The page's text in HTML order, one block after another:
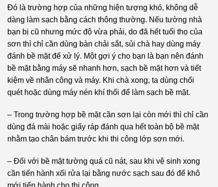
Đó là trường hợp của những hiện tượng khó, không dễ
dàng làm sạch bằng cách thông thường. Nếu tường nhà
bạn bị cũ nhưng mức độ vừa phải, do đã hết tuổi thọ của
sơn thì chỉ cần dùng bàn chải sắt, sủi chà hay dùng máy
đánh bề mặt để xử lý. Một gợi ý cho bạn là bạn nên đánh
bề mặt bằng máy sẽ nhanh hơn, sạch bề mặt hơn và tiết
kiệm về nhân công và máy. Khi chà xong, ta dùng chổi
quét hoặc dùng máy nén khí thổi để làm sạch bề mặt.
– Trong trường hợp bề mặt cần sơn lại còn mới thì chỉ cần
dùng đá mài hoặc giấy ráp đánh qua hết toàn bộ bề mặt
nhằm tạo chân bám trước khi thi công lớp sơn mới.
– Đối với bề mặt tường quá cũ nát, sau khi vệ sinh xong
cần tiến hành xối rửa lại bằng nước sạch sau đó để khô
mới tiến hành cho thi công.